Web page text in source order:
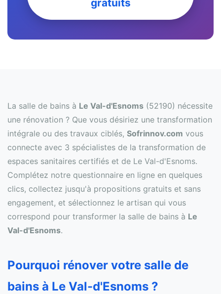
gratuits
La salle de bains à Le Val-d'Esnoms (52190) nécessite
une rénovation ? Que vous désiriez une transformation
intégrale ou des travaux ciblés, Sofrinnov.com vous
connecte avec 3 spécialistes de la transformation de
espaces sanitaires certifiés et de Le Val-d'Esnoms.
Complétez notre questionnaire en ligne en quelques
clics, collectez jusqu'à propositions gratuits et sans
engagement, et sélectionnez le artisan qui vous
correspond pour transformer la salle de bains à Le
Val-d'Esnoms.
Pourquoi rénover votre salle de
bains à Le Val-d'Esnoms ?